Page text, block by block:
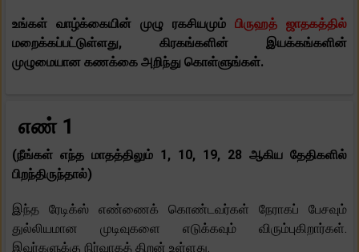
உங்கள் வாழ்க்கையின் முழு ரகசியமும் பிருஹத் ஜாதகத்தில்
மறைக்கப்பட்டுள்ளது, கிரகங்களின் இயக்கங்களின்
முழுமையான கணக்கை அறிந்து கொள்ளுங்கள்.
எண் 1
(நீங்கள் எந்த மாதத்திலும் 1, 10, 19, 28 ஆகிய தேதிகளில்
பிறந்திருந்தால்)
இந்த ரேடிக்ஸ் எண்ணைக் கொண்டவர்கள் நேராகப் பேசவும்
துல்லியமான முடிவுகளை எடுக்கவும் விரும்புகிறார்கள்.
இவர்களுக்கு நிர்வாகத் திறன் உள்ளது.